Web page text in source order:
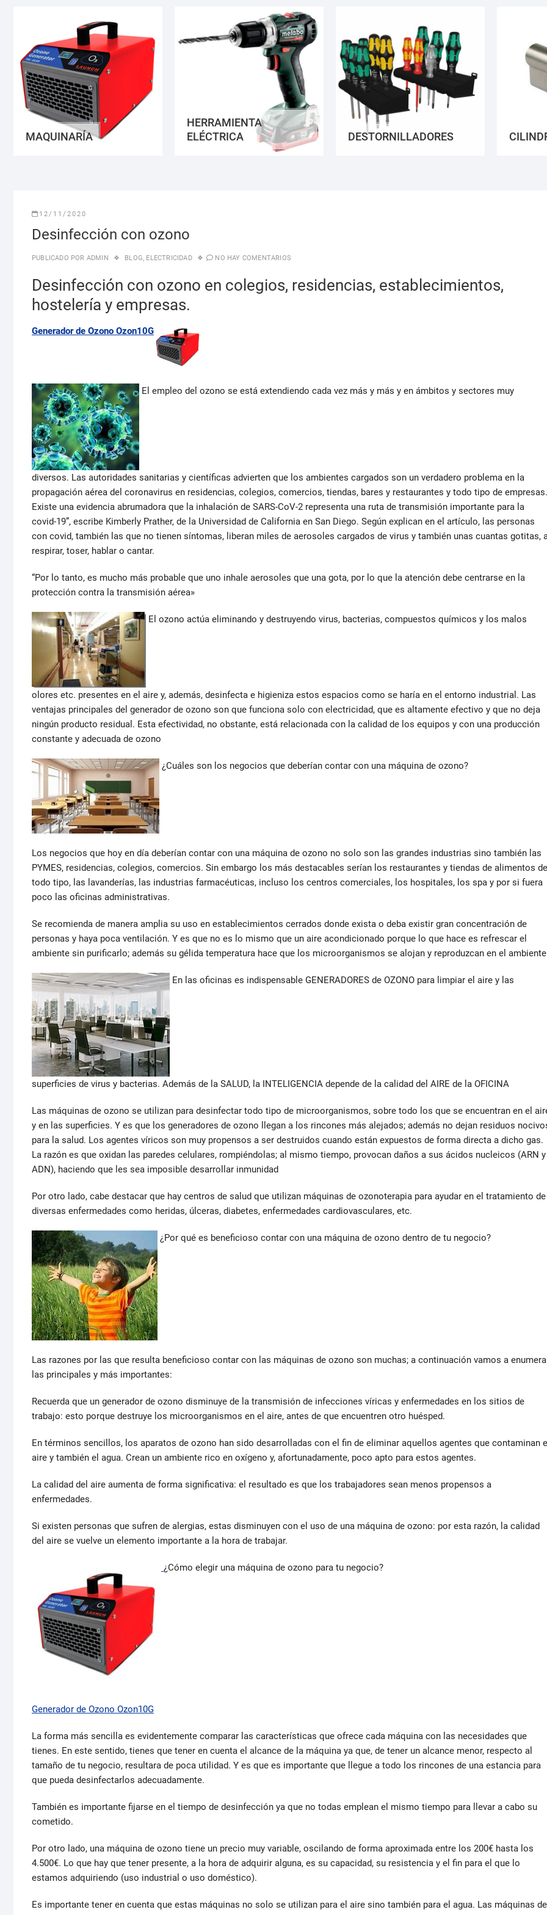
MAQUINARÍA
HERRAMIENTA
ELÉCTRICA
DESTORNILLADORES
12/11/2020
Desinfección con ozono
PUBLICADO POR ADMIN BLOG, ELECTRICIDAD NO HAY COMENTARIOS
Desinfección con ozono en colegios, residencias, establecimientos,
hostelería y empresas.
Generador de Ozono Ozon10G
El empleo del ozono se está extendiendo cada vez más y más y en ámbitos y sectores muy
diversos. Las autoridades sanitarias y científicas advierten que los ambientes cargados son un verdadero problema en la
propagación aérea del coronavirus en residencias, colegios, comercios, tiendas, bares y restaurantes y todo tipo de empresas.
Existe una evidencia abrumadora que la inhalación de SARS-CoV-2 representa una ruta de transmisión importante para la
covid-19”, escribe Kimberly Prather, de la Universidad de California en San Diego. Según explican en el artículo, las personas
con covid, también las que no tienen síntomas, liberan miles de aerosoles cargados de virus y también unas cuantas gotitas,
respirar, toser, hablar o cantar.
“Por lo tanto, es mucho más probable que uno inhale aerosoles que una gota, por lo que la atención debe centrarse en la
protección contra la transmisión aérea»
El ozono actúa eliminando y destruyendo virus, bacterias, compuestos químicos y los malos
olores etc. presentes en el aire y, además, desinfecta e higieniza estos espacios como se haría en el entorno industrial. Las
ventajas principales del generador de ozono son que funciona solo con electricidad, que es altamente efectivo y que no deja
ningún producto residual. Esta efectividad, no obstante, está relacionada con la calidad de los equipos y con una producción
constante y adecuada de ozono
¿Cuáles son los negocios que deberían contar con una máquina de ozono?
Los negocios que hoy en día deberían contar con una máquina de ozono no solo son las grandes industrias sino también las
PYMES, residencias, colegios, comercios. Sin embargo los más destacables serían los restaurantes y tiendas de alimentos de
todo tipo, las lavanderías, las industrias farmacéuticas, incluso los centros comerciales, los hospitales, los spa y por si fuera
poco las oficinas administrativas.
Se recomienda de manera amplia su uso en establecimientos cerrados donde exista o deba existir gran concentración de
personas y haya poca ventilación. Y es que no es lo mismo que un aire acondicionado porque lo que hace es refrescar el
ambiente sin purificarlo; además su gélida temperatura hace que los microorganismos se alojan y reproduzcan en el
En las oficinas es indispensable GENERADORES de OZONO para limpiar el aire y las
superficies de virus y bacterias. Además de la SALUD, la INTELIGENCIA depende de la calidad del AIRE de la OFICINA
Las máquinas de ozono se utilizan para desinfectar todo tipo de microorganismos, sobre todo los que se encuentran en el
y en las superficies. Y es que los generadores de ozono llegan a los rincones más alejados; además no dejan residuos
para la salud. Los agentes víricos son muy propensos a ser destruidos cuando están expuestos de forma directa a dicho gas.
La razón es que oxidan las paredes celulares, rompiéndolas; al mismo tiempo, provocan daños a sus ácidos nucleicos (ARN y
ADN), haciendo que les sea imposible desarrollar inmunidad
Por otro lado, cabe destacar que hay centros de salud que utilizan máquinas de ozonoterapia para ayudar en el tratamiento de
diversas enfermedades como heridas, úlceras, diabetes, enfermedades cardiovasculares, etc.
¿Por qué es beneficioso contar con una máquina de ozono dentro de tu negocio?
Las razones por las que resulta beneficioso contar con las máquinas de ozono son muchas; a continuación vamos a
las principales y más importantes:
Recuerda que un generador de ozono disminuye de la transmisión de infecciones víricas y enfermedades en los sitios de
trabajo: esto porque destruye los microorganismos en el aire, antes de que encuentren otro huésped.
En términos sencillos, los aparatos de ozono han sido desarrolladas con el fin de eliminar aquellos agentes que contaminan
aire y también el agua. Crean un ambiente rico en oxígeno y, afortunadamente, poco apto para estos agentes.
La calidad del aire aumenta de forma significativa: el resultado es que los trabajadores sean menos propensos a
enfermedades.
Si existen personas que sufren de alergias, estas disminuyen con el uso de una máquina de ozono: por esta razón, la calidad
del aire se vuelve un elemento importante a la hora de trabajar.
¿Cómo elegir una máquina de ozono para tu negocio?
Generador de Ozono Ozon10G
La forma más sencilla es evidentemente comparar las características que ofrece cada máquina con las necesidades que
tienes. En este sentido, tienes que tener en cuenta el alcance de la máquina ya que, de tener un alcance menor, respecto al
tamaño de tu negocio, resultara de poca utilidad. Y es que es importante que llegue a todo los rincones de una estancia para
que pueda desinfectarlos adecuadamente.
También es importante fijarse en el tiempo de desinfección ya que no todas emplean el mismo tiempo para llevar a cabo su
cometido.
Por otro lado, una máquina de ozono tiene un precio muy variable, oscilando de forma aproximada entre los 200€ hasta los
4.500€. Lo que hay que tener presente, a la hora de adquirir alguna, es su capacidad, su resistencia y el fin para el que lo
estamos adquiriendo (uso industrial o uso doméstico).
Es importante tener en cuenta que estas máquinas no solo se utilizan para el aire sino también para el agua. Las máquinas de